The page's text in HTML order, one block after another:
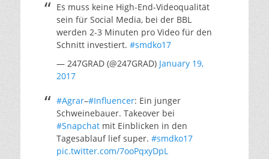
Es muss keine High-End-Videoqualität
sein für Social Media, bei der BBL
werden 2-3 Minuten pro Video für den
Schnitt investiert. #smdko17
— 247GRAD (@247GRAD) January 19,
2017
#Agrar–#Influencer: Ein junger
Schweinebauer. Takeover bei
#Snapchat mit Einblicken in den
Tagesablauf lief super. #smdko17
pic.twitter.com/7ooPqxyDpL